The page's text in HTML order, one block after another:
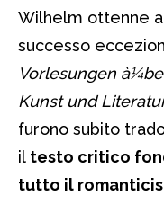
Wilhelm ottenne a
successo
Vorlesungen
Kunst und
furono subito
il testo critico
tutto il